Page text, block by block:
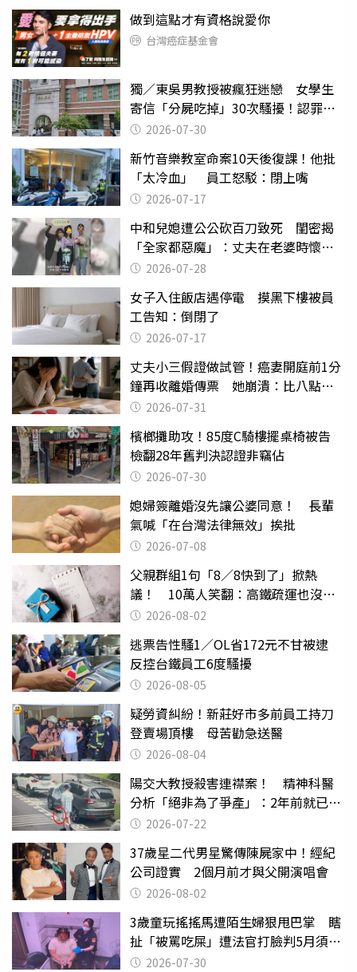
做到這點才有資格說愛你
台灣癌症基金會
獨／東吳男教授被瘋狂迷戀 女學生
寄信「分屍吃掉」30次騷擾！認罪免
關 2026-07-30
新竹音樂教室命案10天後復課！他批
「太冷血」 員工怒駁：閉上嘴
2026-07-17
中和兒媳遭公公砍百刀致死 閨密揭
「全家都惡魔」：丈夫在老婆時懷孕
摔東西
2026-07-28
女子入住飯店遇停電 摸黑下樓被員
工告知：倒閉了
2026-07-17
丈夫小三假證做試管！癌妻開庭前1分
鐘再收離婚傳票 她崩潰：比八點檔
還扯2026-07-31
檳榔攤助攻！85度C騎樓擺桌椅被告
檢翻28年舊判決認證非竊佔
2026-07-30
媳婦簽離婚沒先讓公婆同意！ 長輩
氣喊「在台灣法律無效」挨批
2026-07-08
父親群組1句「8／8快到了」掀熱
議！ 10萬人笑翻：高鐵疏運也沒列
父親節
2026-08-02
逃票告性騷1／OL省172元不甘被逮
反控台鐵員工6度騷擾
2026-08-05
疑勞資糾紛！新莊好市多前員工持刀
登賣場頂樓 母苦勸急送醫
2026-08-04
陽交大教授殺害連襟案！ 精神科醫
分析「絕非為了爭產」：2年前就已言
行詭異
2026-07-22
37歲星二代男星驚傳陳屍家中！經紀
公司證實 2個月前才與父開演唱會
2026-08-02
3歲童玩搖搖馬遭陌生婦狠甩巴掌 瞎
扯「被罵吃屎」遭法官打臉判5月須入
監 2026-07-30